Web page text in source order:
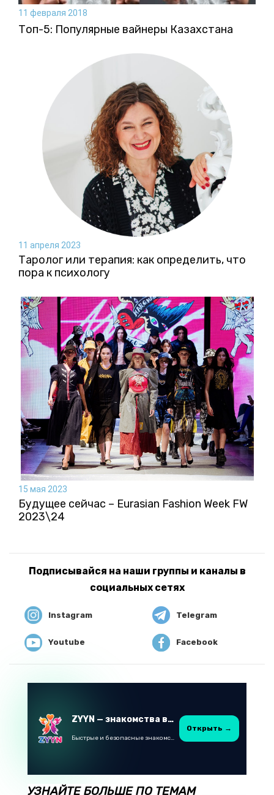
11 февраля 2018
Топ-5: Популярные вайнеры Казахстана
11 апреля 2023
Таролог или терапия: как определить, что
пора к психологу
15 мая 2023
Будущее сейчас – Eurasian Fashion Week FW
2023\24
Подписывайся на наши группы и каналы в
социальных сетях
Instagram Telegram
Youtube Facebook
ZYYN — знакомства в Казахстане
Быстрые и безопасные знакомства в Telegram
Открыть →
УЗНАЙТЕ БОЛЬШЕ ПО ТЕМАМ